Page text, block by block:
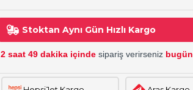
Stoktan Aynı Gün Hızlı Kargo
2 saat 49 dakika içinde sipariş verirseniz bugün